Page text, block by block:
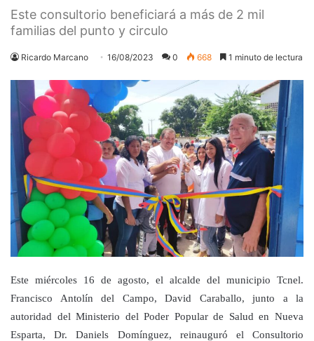
Este consultorio beneficiará a más de 2 mil
familias del punto y circulo
Ricardo Marcano 16/08/2023 0 668 1 minuto de lectura
Este miércoles 16 de agosto, el alcalde del municipio Tcnel.
Francisco Antolín del Campo, David Caraballo, junto a la
autoridad del Ministerio del Poder Popular de Salud en Nueva
Esparta, Dr. Daniels Domínguez, reinauguró el Consultorio